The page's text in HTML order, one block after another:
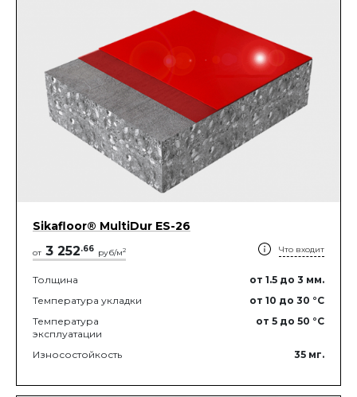
Sikafloor® MultiDur ES-26
от 3 252.66 руб/м2 Что входит
Толщина от 1.5 до 3 мм.
Температура укладки
от 10 до 30 °C
Температура
эксплуатации
от 5 до 50 °C
Износостойкость 35 мг.